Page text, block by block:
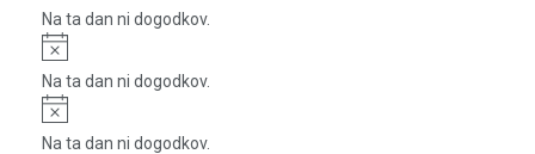
Na ta dan ni dogodkov.
Notice
Na ta dan ni dogodkov.
Notice
Na ta dan ni dogodkov.